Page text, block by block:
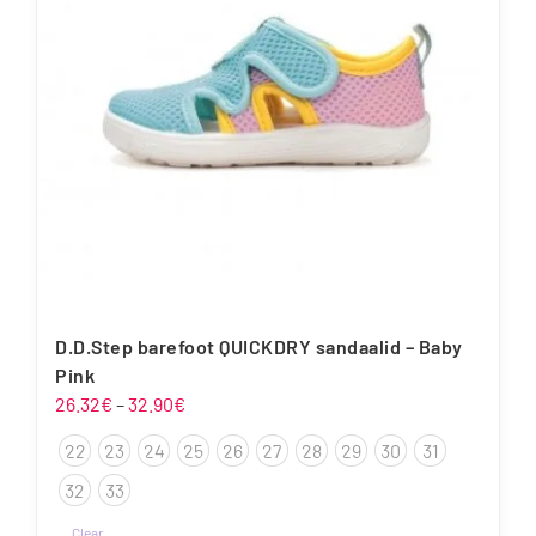
D.D.Step barefoot QUICKDRY sandaalid – Baby
Pink
26.32€ –32.90€
26.32€
kuni
22 23 24 25 26 27 28 29 30
31
32
33
Clear